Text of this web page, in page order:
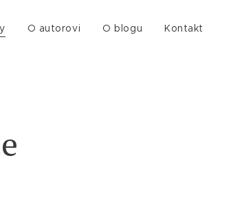
O autorovi O blogu Kontakt